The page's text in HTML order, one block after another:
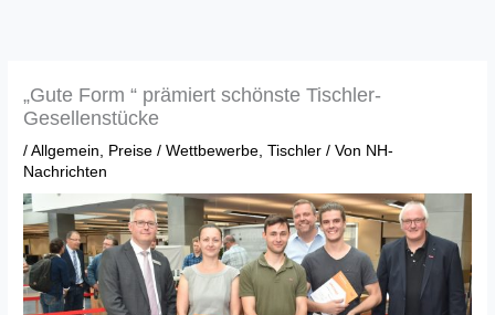
„Gute Form “ prämiert schönste Tischler-
Gesellenstücke
/Allgemein, Preise / Wettbewerbe,Tischler / Von NH-
Nachrichten